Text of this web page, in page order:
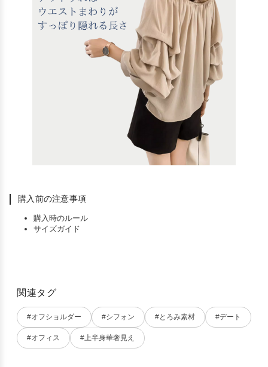
購入前の注意事項
購入時のルール
サイズガイド
関連タグ
#オフショルダー #シフォン #とろみ素材 #デート
#オフィス #上半身華奢見え